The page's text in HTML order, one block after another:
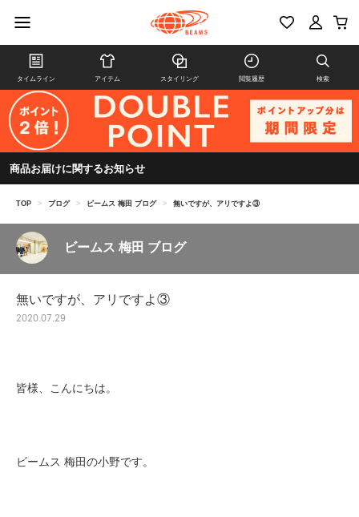
タイムライン アイテム スタイリング 閲覧履歴 検索
商品お届けに関するお知らせ
TOP > ブログ > ビームス 梅田 ブログ > 無いですが、アリですよ③
ビームス 梅田 ブログ
無いですが、アリですよ③
2020.07.29
皆様、こんにちは。
ビームス 梅田の小野です。